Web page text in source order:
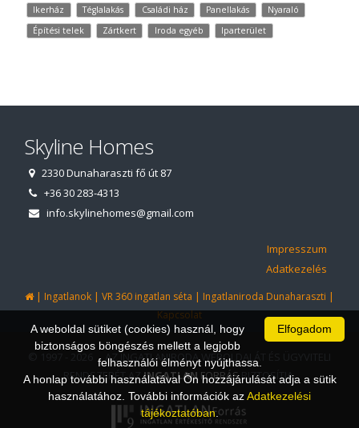
Ikerház Téglalakás Családi ház Panellakás
Nyaraló
Építési telek
Zártkert Iroda egyéb Iparterület
Skyline Homes
2330 Dunaharaszti fő út 87
+36 30 283-4313
info.skylinehomes@gmail.com
Impresszum
Adatkezelés
| Ingatlanok | VR 360 ingatlan séta | Ingatlaniroda Dunaharaszti |
Kapcsolat
© 1997 - 2026 AZ INGATLANIRODA WEBOLDALÁT ÉS ÜGYVITELI
RENDSZERÉT AZINGATLAN FORRÁSBIZTOSÍTJA.
Elfogadom
A weboldal sütiket (cookies) használ, hogy
biztonságos böngészés mellett a legjobb
felhasználói élményt nyújthassa.
A honlap további használatával Ön hozzájárulását adja a sütik
használatához. További információk azAdatkezelési
tájékoztatóban.